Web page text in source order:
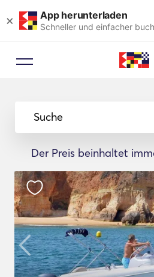
× App herunterladen
Schneller und einfacher
Suche
Der Preis beinhaltet